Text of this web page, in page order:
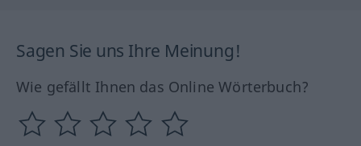
Sagen Sie uns Ihre Meinung!
Wie gefällt Ihnen das Online Wörterbuch?